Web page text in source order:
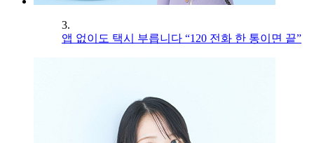
3.
앱 없이도 택시 부릅니다 “120 전화 한 통이면 끝”